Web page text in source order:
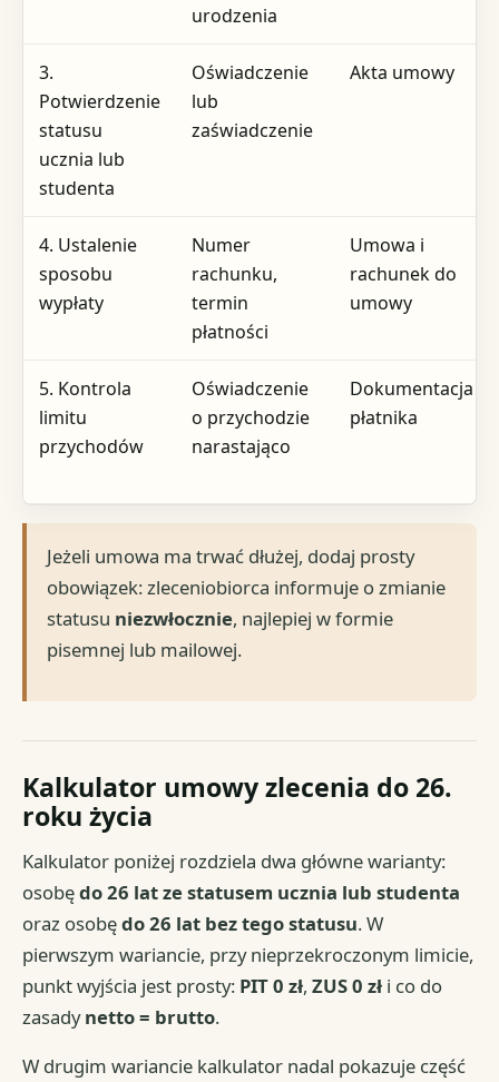
urodzenia
3.
Potwierdzenie
statusu
ucznia lub
studenta
Oświadczenie
lub
zaświadczenie
Akta umowy
4. Ustalenie
sposobu
wypłaty
Numer
rachunku,
termin
płatności
Umowa i
rachunek do
umowy
5. Kontrola
limitu
przychodów
Oświadczenie
o przychodzie
narastająco
Dokumentacja
płatnika
Jeżeli umowa ma trwać dłużej, dodaj prosty
obowiązek: zleceniobiorca informuje o zmianie
statusu niezwłocznie, najlepiej w formie
pisemnej lub mailowej.
Kalkulator umowy zlecenia do 26.
roku życia
Kalkulator poniżej rozdziela dwa główne warianty:
osobędo 26 lat ze statusem ucznia lub studenta
oraz osobędo 26 lat bez tego statusu. W
pierwszym wariancie, przy nieprzekroczonym limicie,
punkt wyjścia jest prosty: PIT 0 zł,ZUS 0 zł i co do
zasadynetto = brutto.
W drugim wariancie kalkulator nadal pokazuje część